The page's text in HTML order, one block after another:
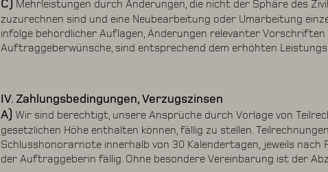
C) Mehrleistungen durch Änderungen, die nicht der Sphäre des
zuzurechnen sind und eine Neubearbeitung oder Umarbeitung
infolge behördlicher Auflagen, Änderungen relevanter
Auftraggeberwünsche, sind entsprechend dem erhöhten
IV. Zahlungsbedingungen, Verzugszinsen
A) Wir sind berechtigt, unsere Ansprüche durch Vorlage von
gesetzlichen Höhe enthalten können, fällig zu stellen.
Schlusshonorarnote innerhalb von 30 Kalendertagen, jeweils
der Auftraggeberin fällig. Ohne besondere Vereinbarung ist der